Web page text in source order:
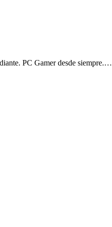
PC Gamer desde siempre.…